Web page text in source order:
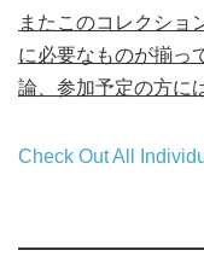
またこのコレクショ
に必要なものが揃っ
論、参加予定の方に
Check Out All